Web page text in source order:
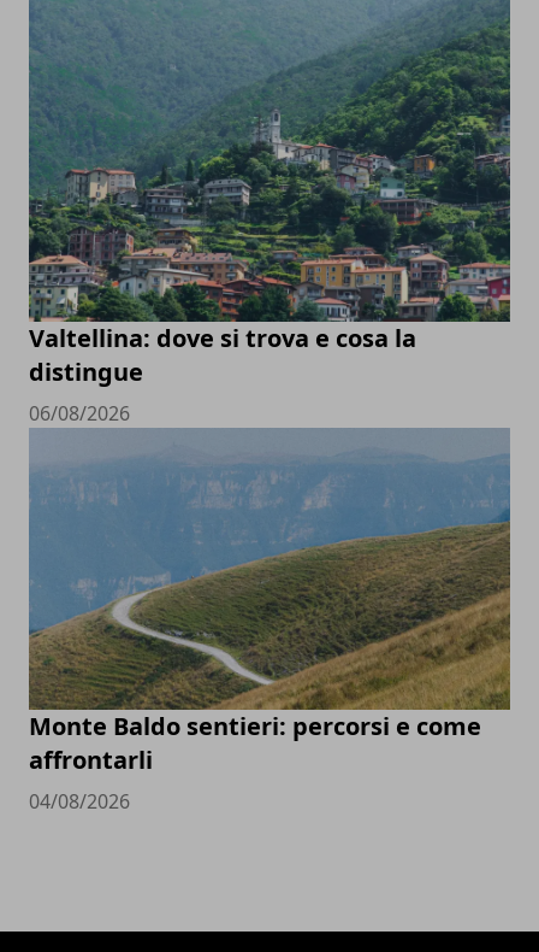
Valtellina: dove si trova e cosa la
distingue
06/08/2026
Monte Baldo sentieri: percorsi e come
affrontarli
04/08/2026